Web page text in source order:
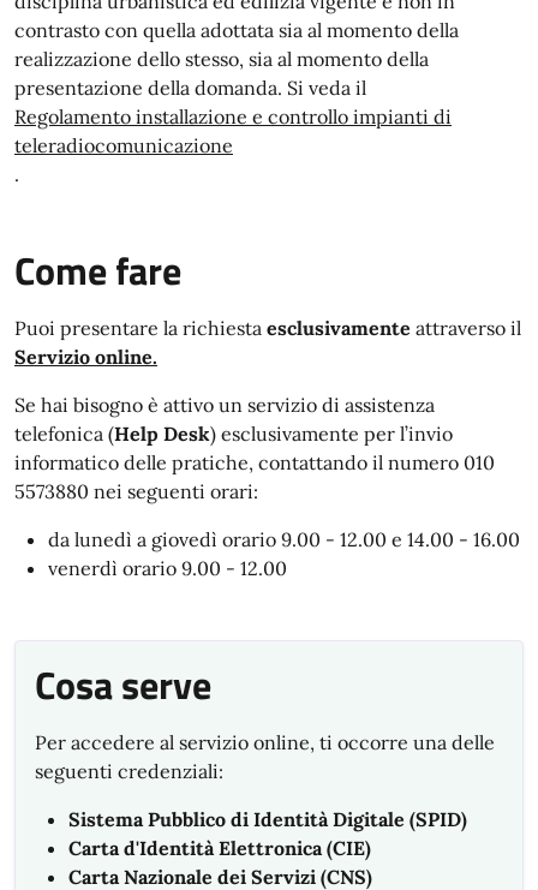
contrasto con quella adottata sia al momento della
realizzazione dello stesso, sia al momento della
presentazione della domanda. Si veda il
Regolamento installazione e controllo impianti di
teleradiocomunicazione
.
Come fare
Puoi presentare la richiesta esclusivamente attraverso il
Servizio online.
Se hai bisogno è attivo un servizio di assistenza
telefonica (Help Desk) esclusivamente per l’invio
informatico delle pratiche, contattando il numero 010
5573880 nei seguenti orari:
da lunedì a giovedì orario 9.00 - 12.00 e 14.00 - 16.00
venerdì orario 9.00 - 12.00
Cosa serve
Per accedere al servizio online, ti occorre una delle
seguenti credenziali:
Sistema Pubblico di Identità Digitale (SPID)
Carta d'Identità Elettronica (CIE)
Carta Nazionale dei Servizi (CNS)